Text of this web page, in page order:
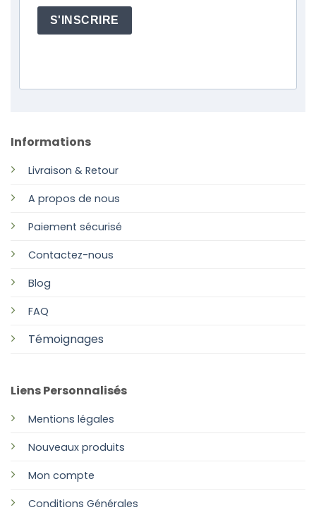
Informations
Livraison & Retour
A propos de nous
Paiement sécurisé
Contactez-nous
Blog
FAQ
Témoignages
Liens Personnalisés
Mentions légales
Nouveaux produits
Mon compte
Conditions Générales
S'INSCRIRE